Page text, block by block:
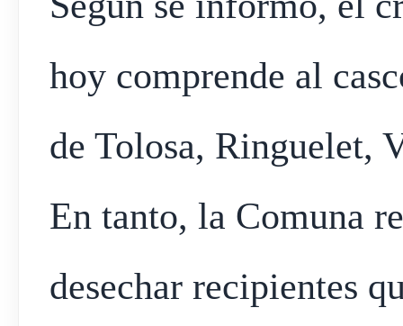
hoy comprende al
de Tolosa, Ringuelet,
En tanto, la Comuna
desechar recipientes